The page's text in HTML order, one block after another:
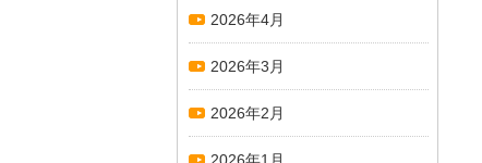
2026年4月
2026年3月
2026年2月